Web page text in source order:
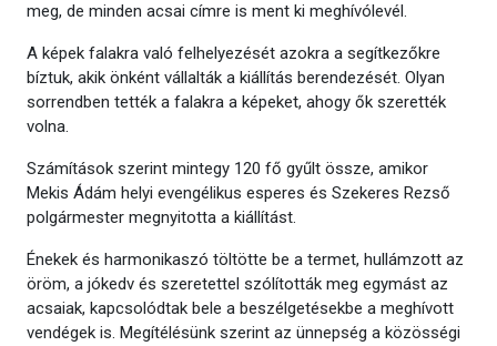
meg, de minden acsai címre is ment ki meghívólevél.
A képek falakra való felhelyezését azokra a segítkezőkre
bíztuk, akik önként vállalták a kiállítás berendezését. Olyan
sorrendben tették a falakra a képeket, ahogy ők szerették
volna.
Számítások szerint mintegy 120 fő gyűlt össze, amikor
Mekis Ádám helyi evengélikus esperes és Szekeres Rezső
polgármester megnyitotta a kiállítást.
Énekek és harmonikaszó töltötte be a termet, hullámzott az
öröm, a jókedv és szeretettel szólították meg egymást az
acsaiak, kapcsolódtak bele a beszélgetésekbe a meghívott
vendégek is. Megítélésünk szerint az ünnepség a közösségi